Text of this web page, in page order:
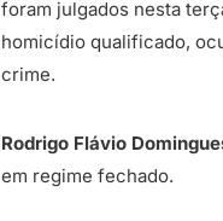
foram julgados nesta
homicídio qualificado,
crime.
Rodrigo Flávio
em regime fechado.